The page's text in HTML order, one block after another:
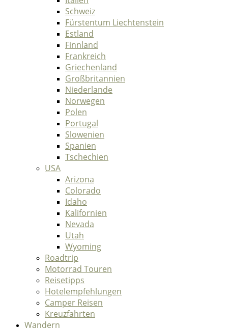
Schweiz
Fürstentum Liechtenstein
Estland
Finnland
Frankreich
Griechenland
Großbritannien
Niederlande
Norwegen
Polen
Portugal
Slowenien
Spanien
Tschechien
USA
Arizona
Colorado
Idaho
Kalifornien
Nevada
Utah
Wyoming
Roadtrip
Motorrad Touren
Reisetipps
Hotelempfehlungen
Camper Reisen
Kreuzfahrten
Wandern